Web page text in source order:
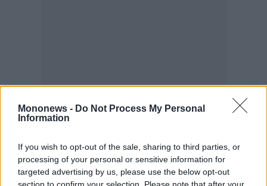
Mononews - Do Not Process My Personal
Information
If you wish to opt-out of the sale, sharing to third parties, or
processing of your personal or sensitive information for
targeted advertising by us, please use the below opt-out